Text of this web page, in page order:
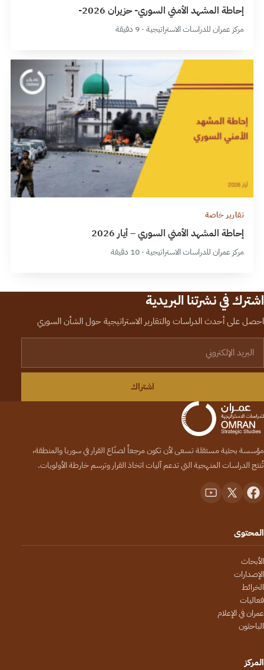
إحاطة المشهد الأمني السوري- حزيران 2026-
مركز عمران للدراسات الاستراتيجية · 9 دقيقة
تقارير خاصة
إحاطة المشهد الأمني السوري – أيار 2026
مركز عمران للدراسات الاستراتيجية · 10 دقيقة
اشترك في نشرتنا البريدية
احصل على أحدث الدراسات والتقارير الاستراتيجية حول الشأن السوري
اشتراك
مؤسسة بحثية مستقلة تسعى لأن تكون مرجعاً لصنّاع القرار في سوريا والمنطقة،
تُنتج الدراسات المنهجية التي تدعم آليات اتخاذ القرار وترسم خارطة الأولويات.
المحتوى
الأبحاث
الإصدارات
الخرائط
فعاليات
عمران في الإعلام
الباحثون
المركز